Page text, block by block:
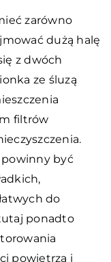
zarówno
dużą halę
z dwóch
ze śluzą
filtrów
być
do
ponadto
powietrza i